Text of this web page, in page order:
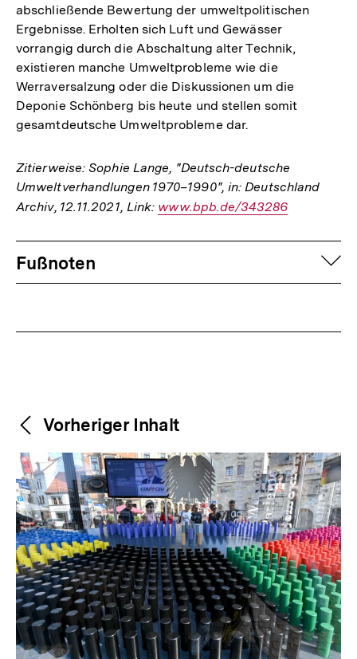
abschließende Bewertung der umweltpolitischen
Ergebnisse. Erholten sich Luft und Gewässer
vorrangig durch die Abschaltung alter Technik,
existieren manche Umweltprobleme wie die
Werraversalzung oder die Diskussionen um die
Deponie Schönberg bis heute und stellen somit
gesamtdeutsche Umweltprobleme dar.
Zitierweise: Sophie Lange, "Deutsch-deutsche
Umweltverhandlungen 1970–1990", in: Deutschland
Archiv, 12.11.2021, Link: Interner
www.bpb.de/343286
Fussnoten
Fußnoten
Weitere
Inhalte
Content-
Navigation
Vorheriger Inhalt